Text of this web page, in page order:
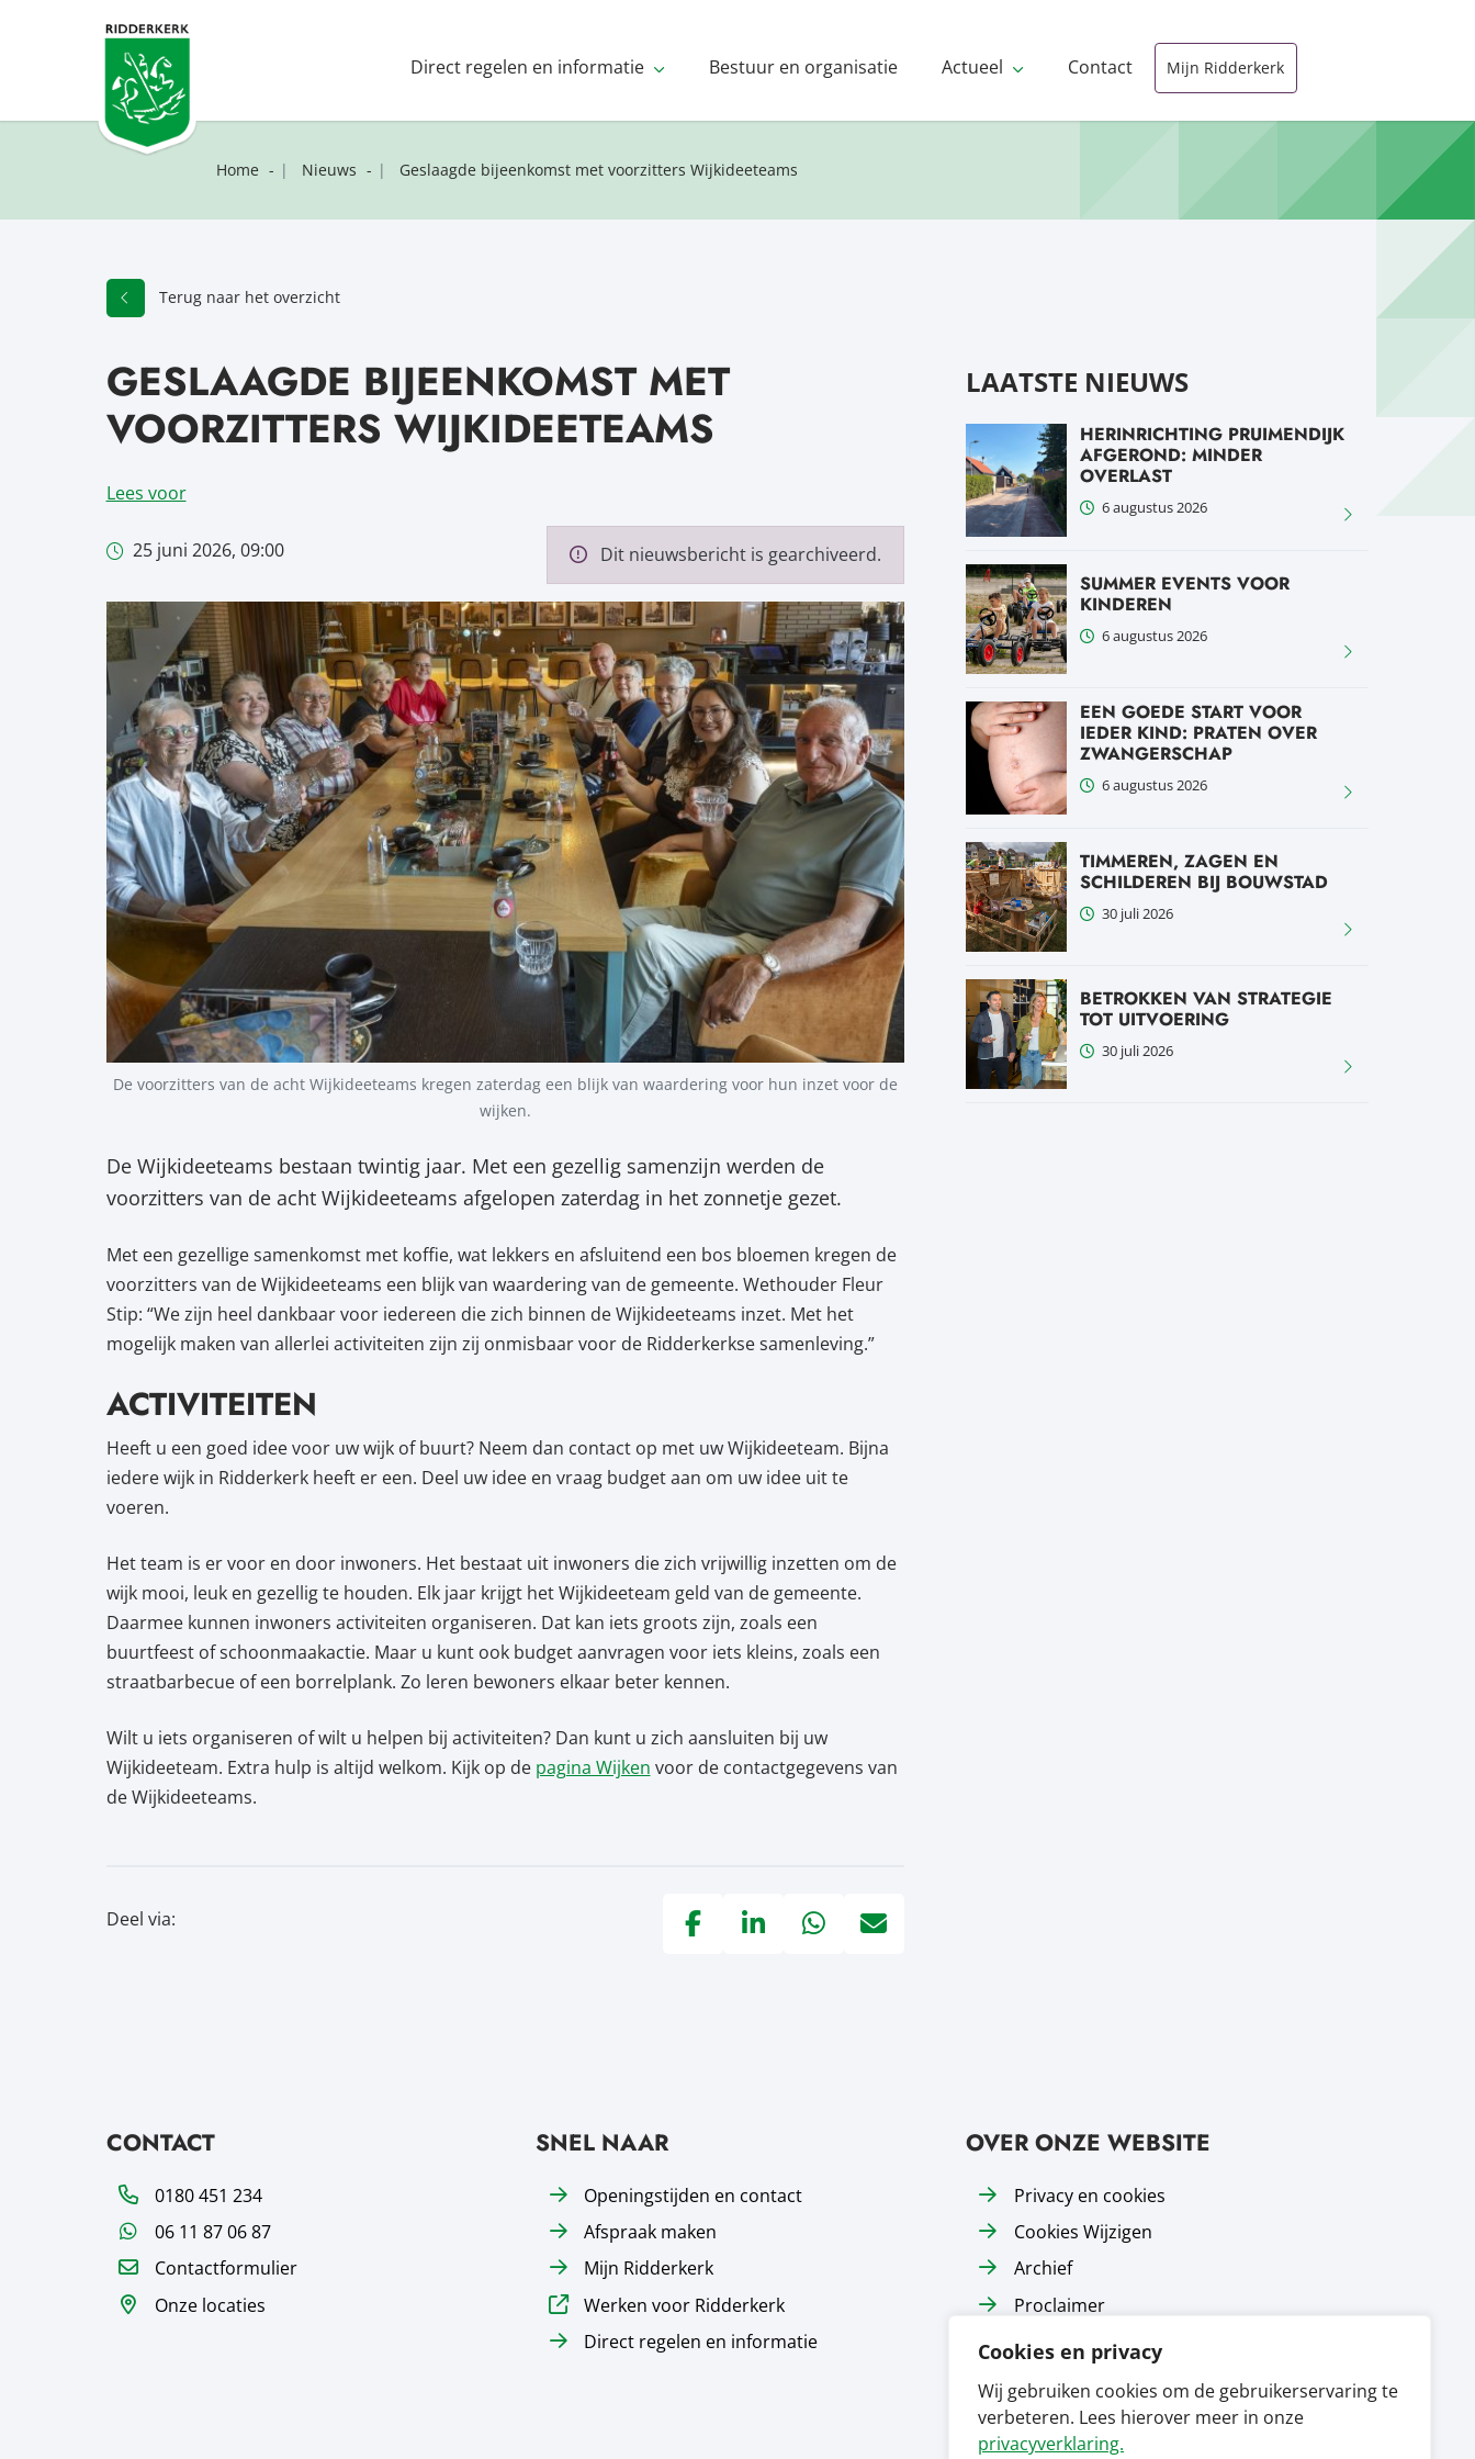
Cookies en privacy
Wij gebruiken cookies om de gebruikerservaring te
verbeteren. Lees hierover meer in onze
privacyverklaring.
Direct regelen en informatie Bestuur en organisatie Actueel Contact Mijn Ridderkerk
Home Nieuws Geslaagde bijeenkomst met voorzitters Wijkideeteams
Terug naar het overzicht
GESLAAGDE BIJEENKOMST MET
VOORZITTERS WIJKIDEETEAMS
Lees voor
25 juni 2026, 09:00 Dit nieuwsbericht is gearchiveerd.
De voorzitters van de acht Wijkideeteams kregen zaterdag een blijk van waardering voor hun inzet voor de
wijken.
De Wijkideeteams bestaan twintig jaar. Met een gezellig samenzijn werden de
voorzitters van de acht Wijkideeteams afgelopen zaterdag in het zonnetje gezet.
Met een gezellige samenkomst met koffie, wat lekkers en afsluitend een bos bloemen kregen de
voorzitters van de Wijkideeteams een blijk van waardering van de gemeente. Wethouder Fleur
Stip: “We zijn heel dankbaar voor iedereen die zich binnen de Wijkideeteams inzet. Met het
mogelijk maken van allerlei activiteiten zijn zij onmisbaar voor de Ridderkerkse samenleving.”
ACTIVITEITEN
Heeft u een goed idee voor uw wijk of buurt? Neem dan contact op met uw Wijkideeteam. Bijna
iedere wijk in Ridderkerk heeft er een. Deel uw idee en vraag budget aan om uw idee uit te
voeren.
Het team is er voor en door inwoners. Het bestaat uit inwoners die zich vrijwillig inzetten om de
wijk mooi, leuk en gezellig te houden. Elk jaar krijgt het Wijkideeteam geld van de gemeente.
Daarmee kunnen inwoners activiteiten organiseren. Dat kan iets groots zijn, zoals een
buurtfeest of schoonmaakactie. Maar u kunt ook budget aanvragen voor iets kleins, zoals een
straatbarbecue of een borrelplank. Zo leren bewoners elkaar beter kennen.
Wilt u iets organiseren of wilt u helpen bij activiteiten? Dan kunt u zich aansluiten bij uw
Wijkideeteam. Extra hulp is altijd welkom. Kijk op de pagina Wijken voor de contactgegevens van
de Wijkideeteams.
Deel via:
LAATSTE NIEUWS
HERINRICHTING PRUIMENDIJK
AFGEROND: MINDER
OVERLAST
6 augustus 2026
SUMMER EVENTS VOOR
KINDEREN
6 augustus 2026
EEN GOEDE START VOOR
IEDER KIND: PRATEN OVER
ZWANGERSCHAP
6 augustus 2026
TIMMEREN, ZAGEN EN
SCHILDEREN BIJ BOUWSTAD
30 juli 2026
BETROKKEN VAN STRATEGIE
TOT UITVOERING
30 juli 2026
CONTACT
Telefoon0180 451 234
WhatsApp06 11 87 06 87
Contactformulier
Onze locaties
SNEL NAAR
Openingstijden en contact
Afspraak maken
Mijn Ridderkerk
Werken voor Ridderkerk
Direct regelen en informatie
OVER ONZE WEBSITE
Privacy en cookies
Cookies Wijzigen
Archief
Proclaimer
Responsible disclosure
Toegankelijkheid
Sitemap